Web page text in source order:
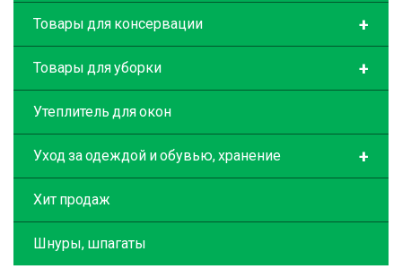
+
Товары для консервации
+
Товары для уборки
Утеплитель для окон
+
Уход за одеждой и обувью, хранение
Хит продаж
Шнуры, шпагаты